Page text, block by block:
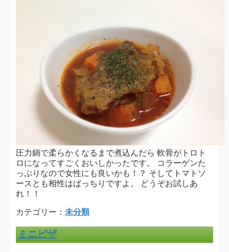
圧力鍋で柔らかくなるまで煮込んだら 軟骨がトロト
ロになってすごくおいしかったです。 コラーゲンた
っぷりなので女性にも良いかも！？ そしてトマトソ
ースとも相性はばっちりですよ。 どうぞお試しあ
れ！！
カテゴリー： 未分類
ミニピザ